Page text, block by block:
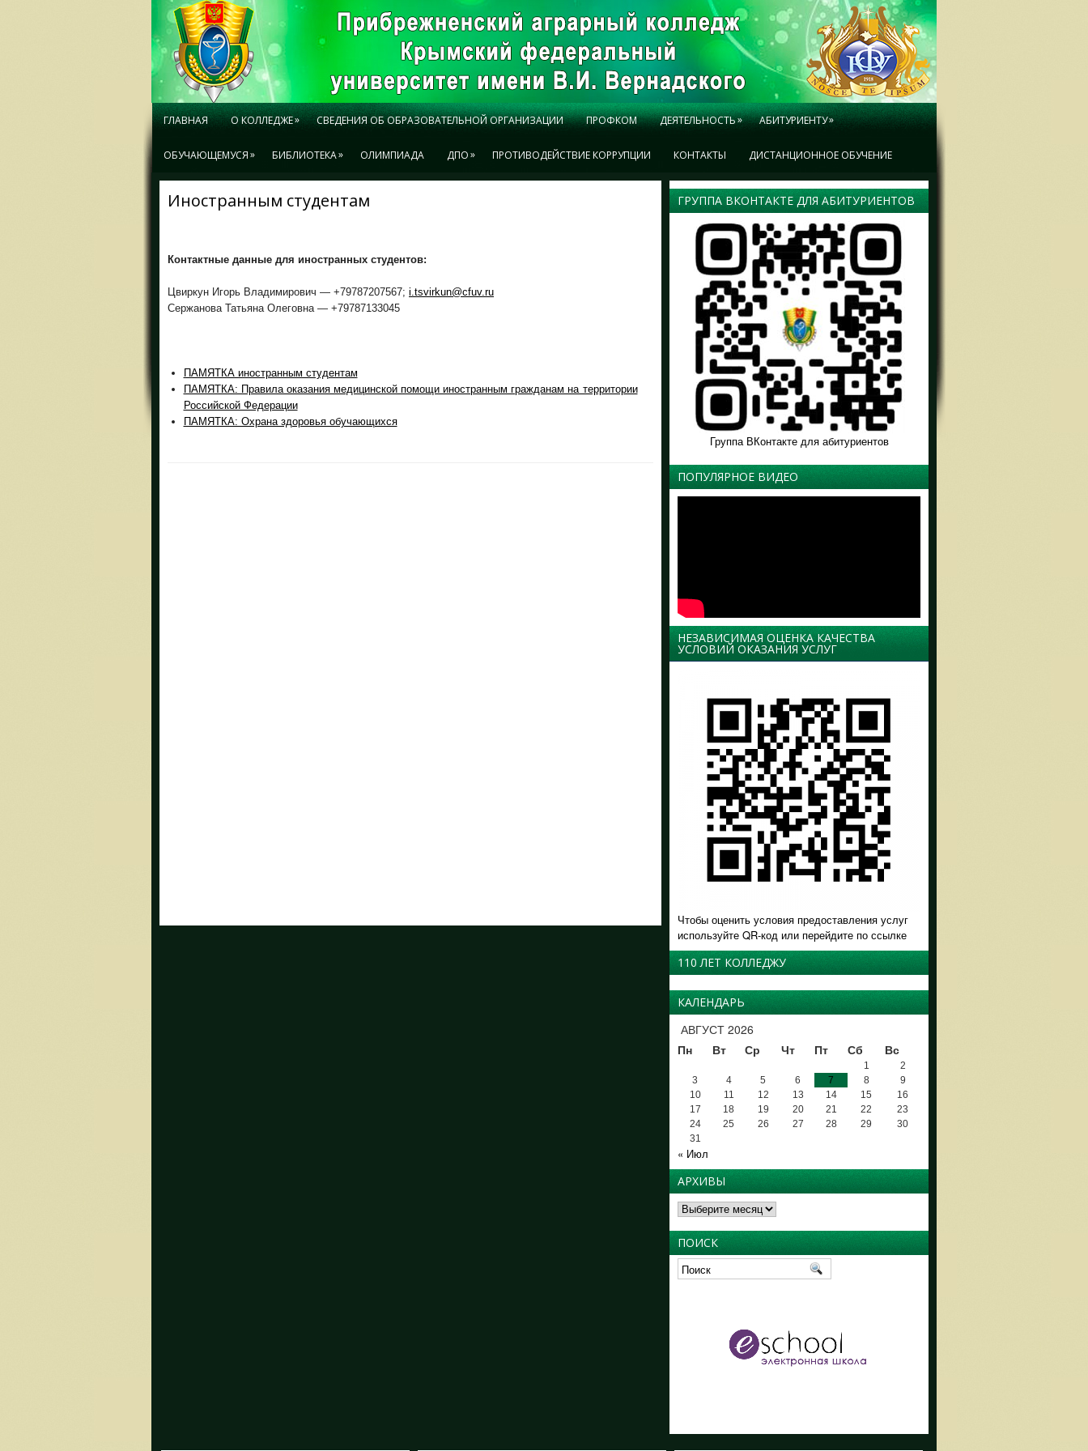
ГЛАВНАЯ О КОЛЛЕДЖЕ» СВЕДЕНИЯ ОБ ОБРАЗОВАТЕЛЬНОЙ ОРГАНИЗАЦИИ ПРОФКОМ ДЕЯТЕЛЬНОСТЬ» АБИТУРИЕНТУ»
ОБУЧАЮЩЕМУСЯ» БИБЛИОТЕКА» ОЛИМПИАДА ДПО» ПРОТИВОДЕЙСТВИЕ КОРРУПЦИИ КОНТАКТЫ ДИСТАНЦИОННОЕ ОБУЧЕНИЕ
Иностранным студентам
Контактные данные для иностранных студентов:
Цвиркун Игорь Владимирович — +79787207567; i.tsvirkun@cfuv.ru
Сержанова Татьяна Олеговна — +79787133045
ПАМЯТКА иностранным студентам
ПАМЯТКА: Правила оказания медицинской помощи иностранным гражданам на территории
Российской Федерации
ПАМЯТКА: Охрана здоровья обучающихся
ГРУППА ВКОНТАКТЕ ДЛЯ АБИТУРИЕНТОВ
Группа ВКонтакте для абитуриентов
ПОПУЛЯРНОЕ ВИДЕО
НЕЗАВИСИМАЯ ОЦЕНКА КАЧЕСТВА
УСЛОВИЙ ОКАЗАНИЯ УСЛУГ
Чтобы оценить условия предоставления услуг
используйте QR-код или перейдите по ссылке
110 ЛЕТ КОЛЛЕДЖУ
КАЛЕНДАРЬ
АВГУСТ 2026
Пн
Вт Ср Чт Пт Сб Вс
1
2
3
4 5 6 7 8
9
10
11 12 13 14 15
16
17
18 19 20 21 22
23
24
25 26 27 28 29
30
31
« Июл
АРХИВЫ
Архивы
ПОИСК